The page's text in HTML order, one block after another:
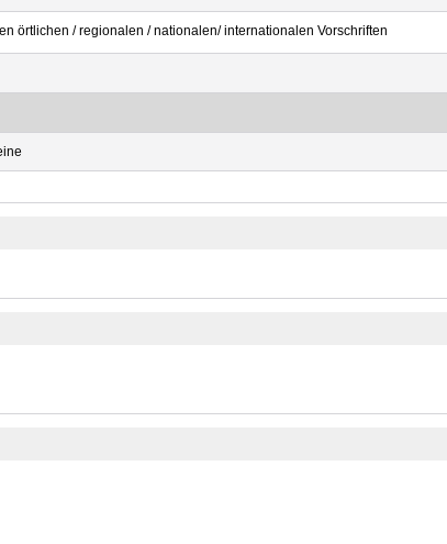
örtlichen / regionalen / nationalen/ internationalen Vorschriften